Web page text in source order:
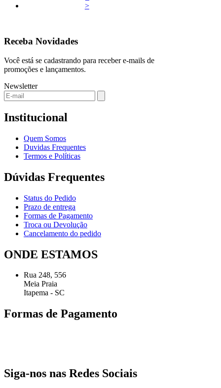
>
Receba Novidades
Você está se cadastrando para receber e-mails de
promoções e lançamentos.
Newsletter
Institucional
Quem Somos
Duvidas Frequentes
Termos e Políticas
Dúvidas Frequentes
Status do Pedido
Prazo de entrega
Formas de Pagamento
Troca ou Devolução
Cancelamento do pedido
ONDE ESTAMOS
Rua 248, 556
Meia Praia
Itapema - SC
Formas de Pagamento
Siga-nos nas Redes Sociais